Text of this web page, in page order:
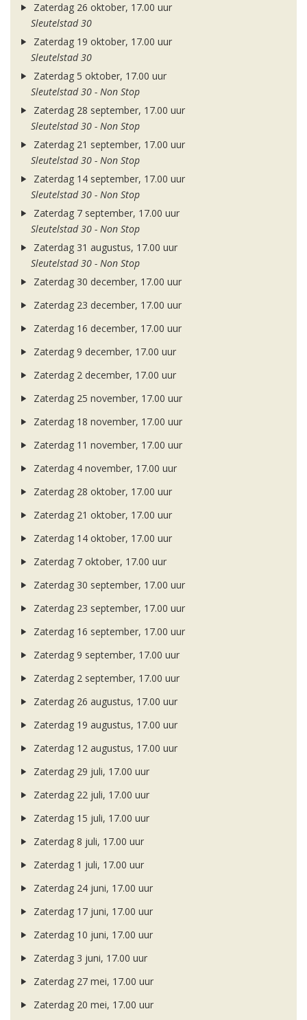
Zaterdag 26 oktober, 17.00 uur
Sleutelstad 30
Zaterdag 19 oktober, 17.00 uur
Sleutelstad 30
Zaterdag 5 oktober, 17.00 uur
Sleutelstad 30 - Non Stop
Zaterdag 28 september, 17.00 uur
Sleutelstad 30 - Non Stop
Zaterdag 21 september, 17.00 uur
Sleutelstad 30 - Non Stop
Zaterdag 14 september, 17.00 uur
Sleutelstad 30 - Non Stop
Zaterdag 7 september, 17.00 uur
Sleutelstad 30 - Non Stop
Zaterdag 31 augustus, 17.00 uur
Sleutelstad 30 - Non Stop
Zaterdag 30 december, 17.00 uur
Zaterdag 23 december, 17.00 uur
Zaterdag 16 december, 17.00 uur
Zaterdag 9 december, 17.00 uur
Zaterdag 2 december, 17.00 uur
Zaterdag 25 november, 17.00 uur
Zaterdag 18 november, 17.00 uur
Zaterdag 11 november, 17.00 uur
Zaterdag 4 november, 17.00 uur
Zaterdag 28 oktober, 17.00 uur
Zaterdag 21 oktober, 17.00 uur
Zaterdag 14 oktober, 17.00 uur
Zaterdag 7 oktober, 17.00 uur
Zaterdag 30 september, 17.00 uur
Zaterdag 23 september, 17.00 uur
Zaterdag 16 september, 17.00 uur
Zaterdag 9 september, 17.00 uur
Zaterdag 2 september, 17.00 uur
Zaterdag 26 augustus, 17.00 uur
Zaterdag 19 augustus, 17.00 uur
Zaterdag 12 augustus, 17.00 uur
Zaterdag 29 juli, 17.00 uur
Zaterdag 22 juli, 17.00 uur
Zaterdag 15 juli, 17.00 uur
Zaterdag 8 juli, 17.00 uur
Zaterdag 1 juli, 17.00 uur
Zaterdag 24 juni, 17.00 uur
Zaterdag 17 juni, 17.00 uur
Zaterdag 10 juni, 17.00 uur
Zaterdag 3 juni, 17.00 uur
Zaterdag 27 mei, 17.00 uur
Zaterdag 20 mei, 17.00 uur